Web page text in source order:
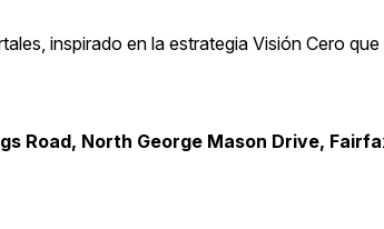
inspirado en la estrategia Visión Cero
Road, North George Mason Drive,